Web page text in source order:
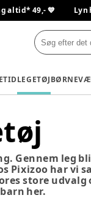
altid* 49,- 💙 Lyn
LEGETØJ
Gennem leg
Pixizoo har vi
store
her.